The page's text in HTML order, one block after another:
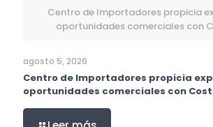
Centro de Importadores propicia
oportunidades comerciales con
agosto 5, 2026
Centro de Importadores propicia
oportunidades comerciales con